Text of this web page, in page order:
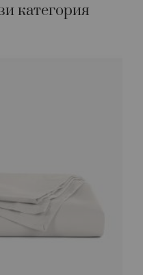
категория